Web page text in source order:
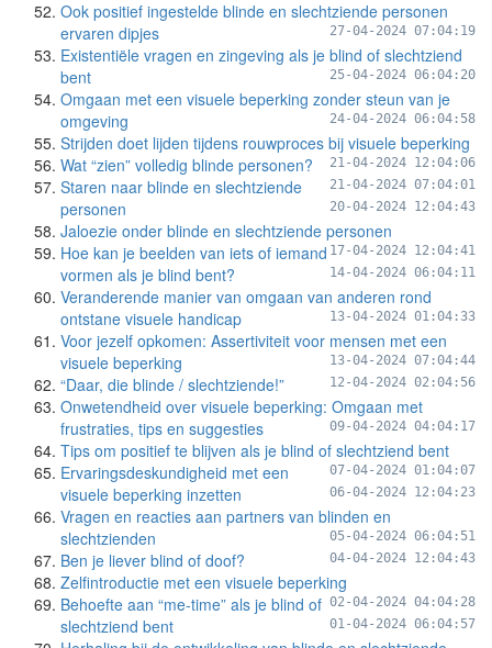
Ook positief ingestelde blinde en slechtziende personen
ervaren dipjes
27-04-2024 07:04:19
Existentiële vragen en zingeving als je blind of slechtziend
bent
25-04-2024 06:04:20
Omgaan met een visuele beperking zonder steun van je
omgeving
24-04-2024 06:04:58
Strijden doet lijden tijdens rouwproces bij visuele beperking
21-04-2024 12:04:06
Wat “zien” volledig blinde personen?
21-04-2024 07:04:01
Staren naar blinde en slechtziende
personen
20-04-2024 12:04:43
Jaloezie onder blinde en slechtziende personen
17-04-2024 12:04:41
Hoe kan je beelden van iets of iemand
vormen als je blind bent?
14-04-2024 06:04:11
Veranderende manier van omgaan van anderen rond
ontstane visuele handicap
13-04-2024 01:04:33
Voor jezelf opkomen: Assertiviteit voor mensen met een
visuele beperking
13-04-2024 07:04:44
“Daar, die blinde / slechtziende!” 12-04-2024 02:04:56
Onwetendheid over visuele beperking: Omgaan met
frustraties, tips en suggesties
09-04-2024 04:04:17
Tips om positief te blijven als je blind of slechtziend bent
07-04-2024 01:04:07
Ervaringsdeskundigheid met een
visuele beperking inzetten
06-04-2024 12:04:23
Vragen en reacties aan partners van blinden en
slechtzienden
05-04-2024 06:04:51
Ben je liever blind of doof? 04-04-2024 12:04:43
Zelfintroductie met een visuele beperking
02-04-2024 04:04:28
Behoefte aan “me-time” als je blind of
slechtziend bent
01-04-2024 06:04:57